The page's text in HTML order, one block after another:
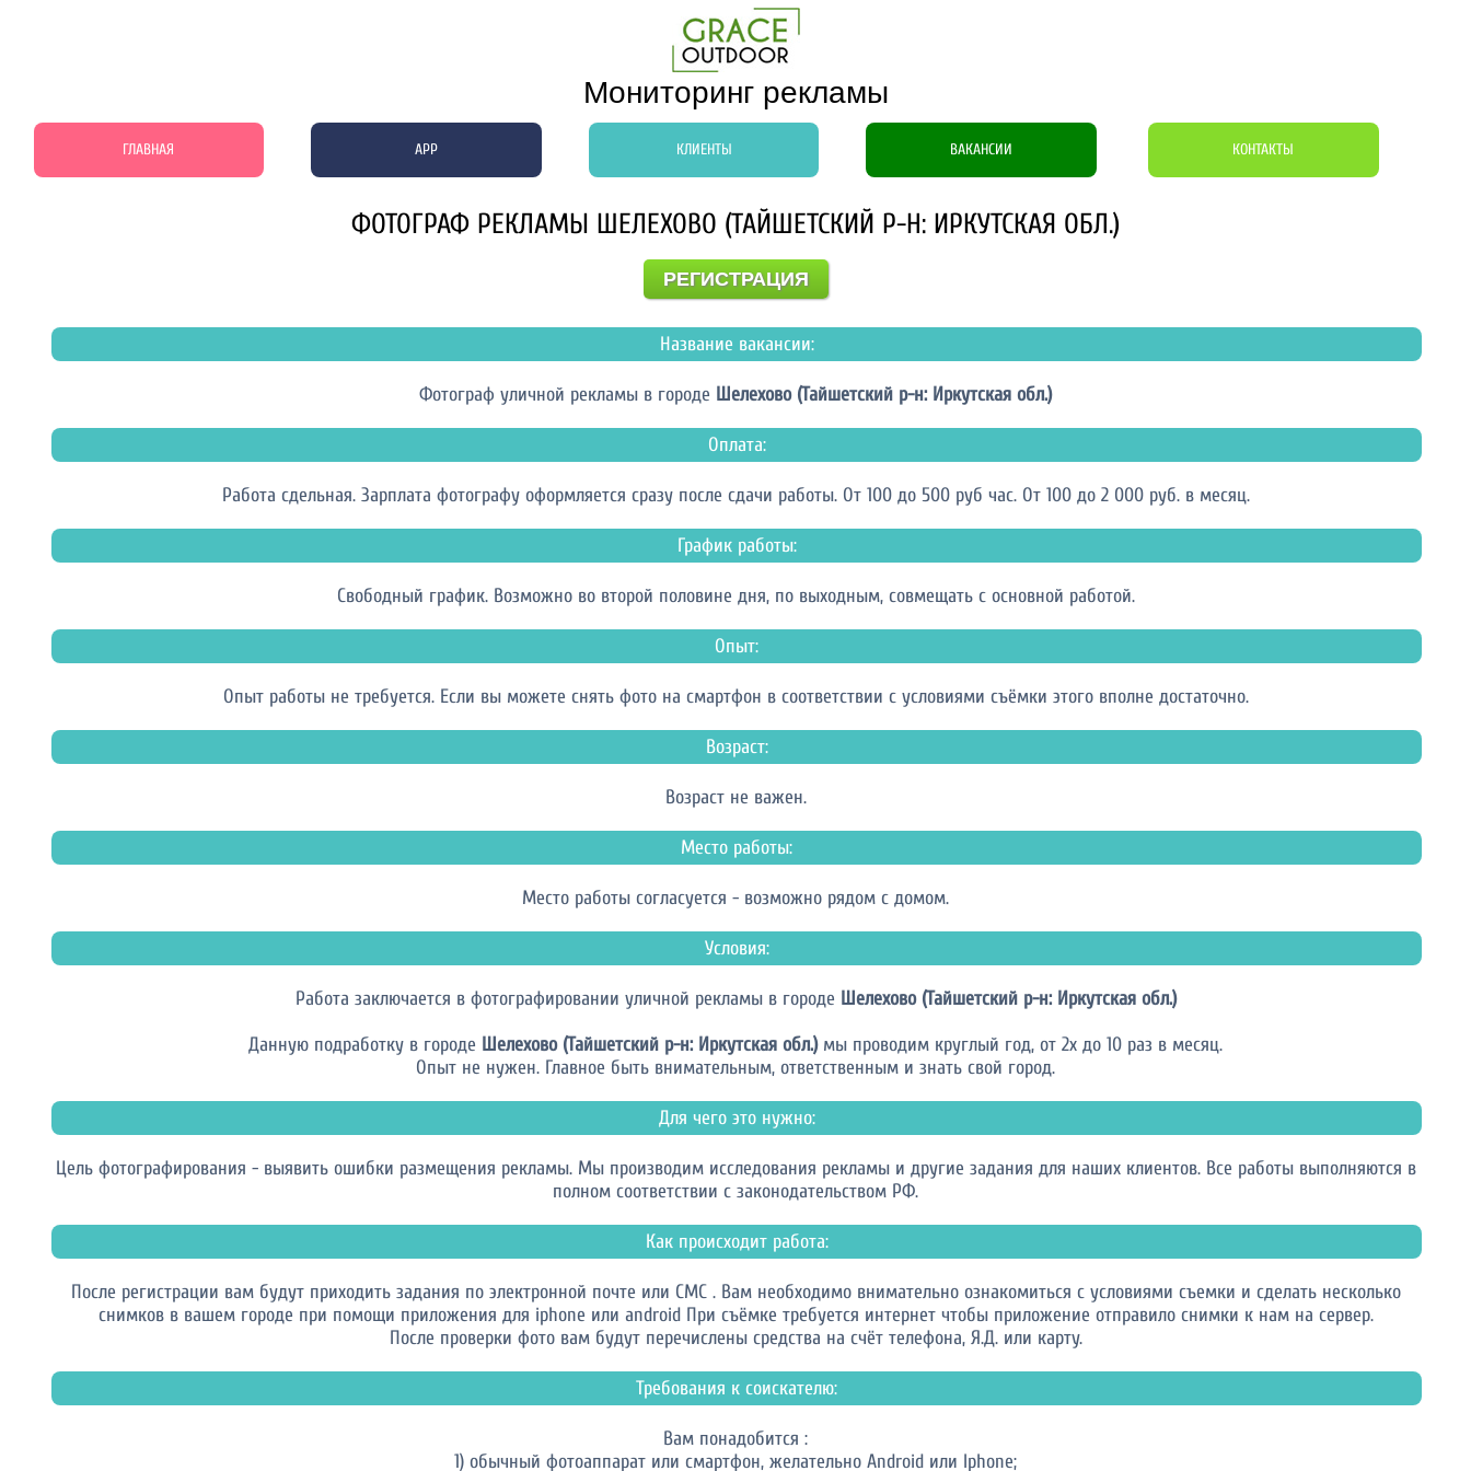
Мониторинг рекламы
ГЛАВНАЯ APP КЛИЕНТЫ ВАКАНСИИ КОНТАКТЫ
ФОТОГРАФ РЕКЛАМЫ ШЕЛЕХОВО (ТАЙШЕТСКИЙ Р-Н: ИРКУТСКАЯ ОБЛ.)
РЕГИСТРАЦИЯ
Название вакансии:
Фотограф уличной рекламы в городе Шелехово (Тайшетский р-н: Иркутская обл.)
Оплата:
Работа сдельная. Зарплата фотографу оформляется сразу после сдачи работы. От 100 до 500 руб час. От 100 до 2 000 руб. в месяц.
График работы:
Свободный график. Возможно во второй половине дня, по выходным, совмещать с основной работой.
Опыт:
Опыт работы не требуется. Если вы можете снять фото на смартфон в соответствии с условиями съёмки этого вполне достаточно.
Возраст:
Возраст не важен.
Место работы:
Место работы согласуется - возможно рядом с домом.
Условия:
Работа заключается в фотографировании уличной рекламы в городе Шелехово (Тайшетский р-н: Иркутская обл.)
Данную подработку в городе Шелехово (Тайшетский р-н: Иркутская обл.)мы проводим круглый год, от 2х до 10 раз в месяц.
Опыт не нужен. Главное быть внимательным, ответственным и знать свой город.
Для чего это нужно:
Цель фотографирования - выявить ошибки размещения рекламы. Мы производим исследования рекламы и другие задания для наших клиентов. Все работы выполняются в
полном соответствии с законодательством РФ.
Как происходит работа:
После регистрации вам будут приходить задания по электронной почте или СМС . Вам необходимо внимательно ознакомиться с условиями съемки и сделать несколько
снимков в вашем городе при помощи приложения для iphone или android При съёмке требуется интернет чтобы приложение отправило снимки к нам на сервер.
После проверки фото вам будут перечислены средства на счёт телефона, Я.Д. или карту.
Требования к соискателю:
Вам понадобится :
1) обычный фотоаппарат или смартфон, желательно Android или Iphone;